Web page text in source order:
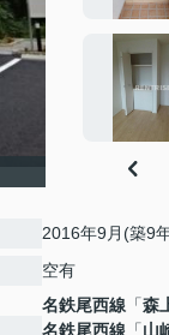
2016年9月(築9
空有
名鉄尾西線 「森
名鉄尾西線 「山